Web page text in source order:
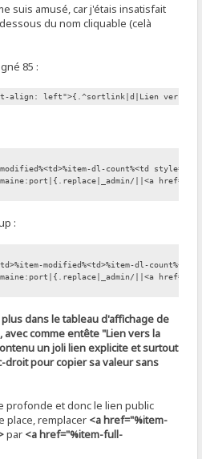
suis amusé, car j'étais insatisfait
du nom cliquable (celà
85 :
left">{.^sortlink|d|Lien vers la
modified%<td>%item-dl-count%<td
||<a
:
modified%<td>%item-dl-
||<a
dans le tableau d'affichage de
comme entête "Lien vers la
un joli lien explicite et surtout
pour copier sa valeur sans
profonde et donc le lien public
place, remplacer <a href="%item-
par <a href="%item-full-